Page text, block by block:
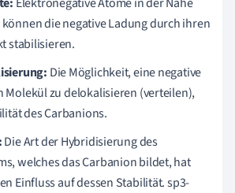
die negative Ladung durch ihren
stabilisieren.
Die Möglichkeit, eine negative
Molekül zu delokalisieren (verteilen),
des Carbanions.
Die Art der Hybridisierung des
welches das Carbanion bildet, hat
Einfluss auf dessen Stabilität. sp3-